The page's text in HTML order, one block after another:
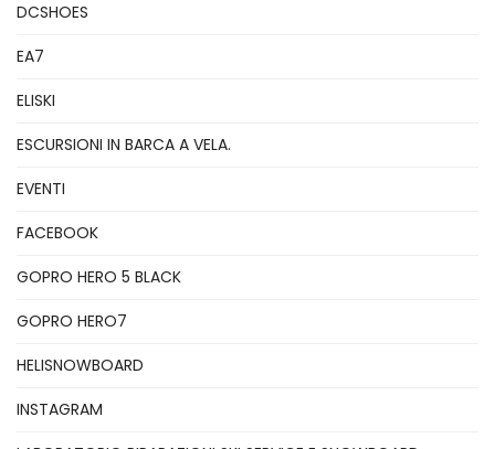
DCSHOES
EA7
ELISKI
ESCURSIONI IN BARCA A VELA.
EVENTI
FACEBOOK
GOPRO HERO 5 BLACK
GOPRO HERO7
HELISNOWBOARD
INSTAGRAM